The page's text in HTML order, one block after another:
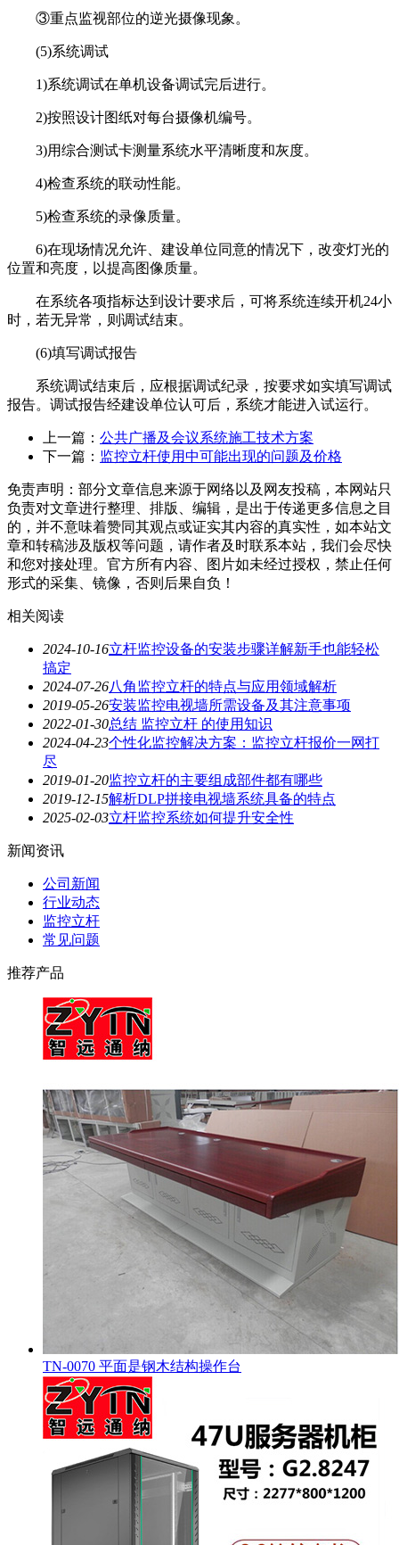
③重点监视部位的逆光摄像现象。
(5)系统调试
1)系统调试在单机设备调试完后进行。
2)按照设计图纸对每台摄像机编号。
3)用综合测试卡测量系统水平清晰度和灰度。
4)检查系统的联动性能。
5)检查系统的录像质量。
6)在现场情况允许、建设单位同意的情况下，改变灯光的
位置和亮度，以提高图像质量。
在系统各项指标达到设计要求后，可将系统连续开机24小
时，若无异常，则调试结束。
(6)填写调试报告
系统调试结束后，应根据调试纪录，按要求如实填写调试
报告。调试报告经建设单位认可后，系统才能进入试运行。
上一篇： 公共广播及会议系统施工技术方案
下一篇： 监控立杆使用中可能出现的问题及价格
免责声明：部分文章信息来源于网络以及网友投稿，本网站只
负责对文章进行整理、排版、编辑，是出于传递更多信息之目
的，并不意味着赞同其观点或证实其内容的真实性，如本站文
章和转稿涉及版权等问题，请作者及时联系本站，我们会尽快
和您对接处理。官方所有内容、图片如未经过授权，禁止任何
形式的采集、镜像，否则后果自负！
相关阅读
2024-10-16立杆监控设备的安装步骤详解新手也能轻松
搞定
2024-07-26八角监控立杆的特点与应用领域解析
2019-05-26安装监控电视墙所需设备及其注意事项
2022-01-30总结 监控立杆 的使用知识
2024-04-23个性化监控解决方案：监控立杆报价一网打
尽
2019-01-20监控立杆的主要组成部件都有哪些
2019-12-15解析DLP拼接电视墙系统具备的特点
2025-02-03立杆监控系统如何提升安全性
新闻资讯
公司新闻
行业动态
监控立杆
常见问题
推荐产品
TN-0070 平面是钢木结构操作台